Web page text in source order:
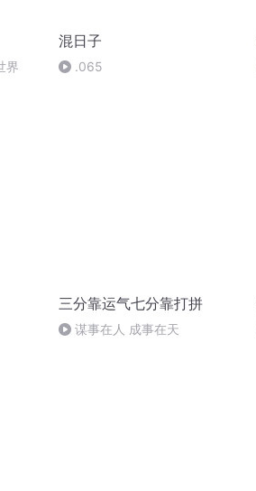
界
混日子
.065
三分靠运气七分靠打拼
谋事在人 成事在天